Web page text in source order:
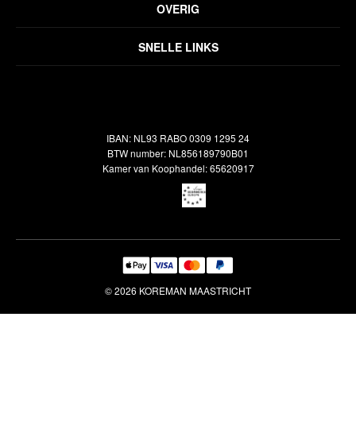
SNELLE LINKS
OVERIG
Inspiratie
Veelgestelde vragen
Disclaimer
Verzendbeleid
IBAN: NL93 RABO 0309 1295 24
BTW number: NL856189790B01
Kamer van Koophandel: 65620917
© 2026 KOREMAN MAASTRICHT